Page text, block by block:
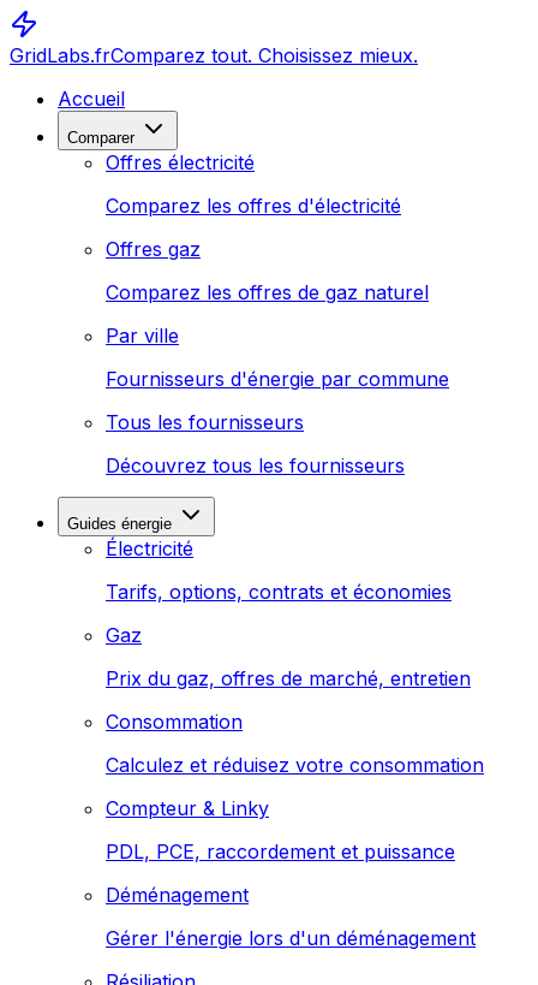
GridLabs.frComparez tout. Choisissez mieux.
Accueil
Comparer
Offres électricité
Comparez les offres d'électricité
Offres gaz
Comparez les offres de gaz naturel
Par ville
Fournisseurs d'énergie par commune
Tous les fournisseurs
Découvrez tous les fournisseurs
Guides énergie
Électricité
Tarifs, options, contrats et économies
Gaz
Prix du gaz, offres de marché, entretien
Consommation
Calculez et réduisez votre consommation
Compteur & Linky
PDL, PCE, raccordement et puissance
Déménagement
Gérer l'énergie lors d'un déménagement